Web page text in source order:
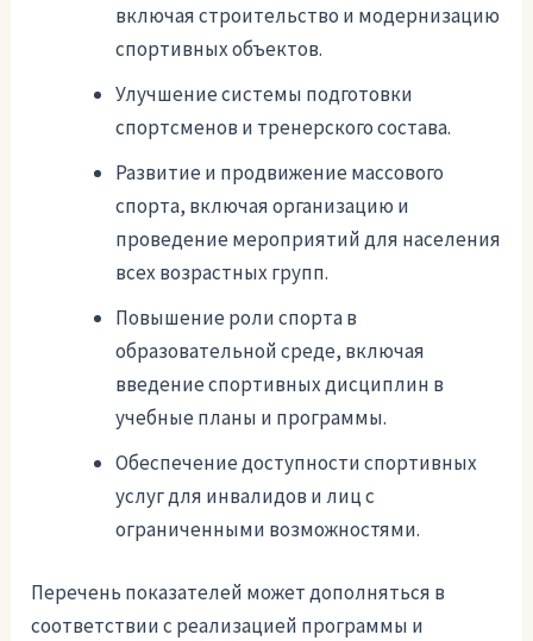
включая строительство и модернизацию
спортивных объектов.
Улучшение системы подготовки
спортсменов и тренерского состава.
Развитие и продвижение массового
спорта, включая организацию и
проведение мероприятий для населения
всех возрастных групп.
Повышение роли спорта в
образовательной среде, включая
введение спортивных дисциплин в
учебные планы и программы.
Обеспечение доступности спортивных
услуг для инвалидов и лиц с
ограниченными возможностями.
Перечень показателей может дополняться в
соответствии с реализацией программы и